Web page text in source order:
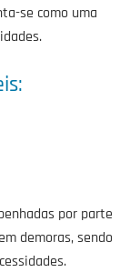
se como uma
por parte
demoras, sendo